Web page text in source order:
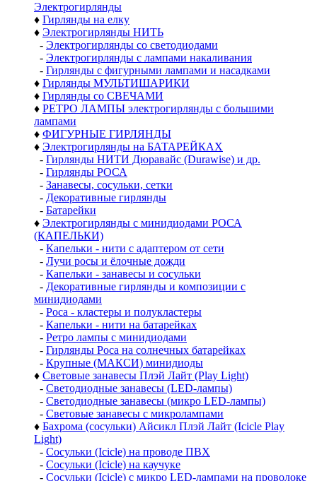
Электро­гирлянды
♦ Гирлянды на елку
♦ Электрогирлянды НИТЬ
- Электрогирлянды со светодиодами
- Электрогирлянды с лампами накаливания
- Гирлянды с фигурными лампами и насадками
♦ Гирлянды МУЛЬТИШАРИКИ
♦ Гирлянды со СВЕЧАМИ
♦ РЕТРО ЛАМПЫ электрогирлянды с большими
лампами
♦ ФИГУРНЫЕ ГИРЛЯНДЫ
♦ Электрогирлянды на БАТАРЕЙКАХ
- Гирлянды НИТИ Дюравайс (Durawise) и др.
- Гирлянды РОСА
- Занавесы, сосульки, сетки
- Декоративные гирлянды
- Батарейки
♦ Электрогирлянды с минидиодами РОСА
(КАПЕЛЬКИ)
- Капельки - нити с адаптером от сети
- Лучи росы и ёлочные дожди
- Капельки - занавесы и сосульки
- Декоративные гирлянды и композиции с
минидиодами
- Роса - кластеры и полукластеры
- Капельки - нити на батарейках
- Ретро лампы с минидиодами
- Гирлянды Роса на солнечных батарейках
- Крупные (МАКСИ) минидиоды
♦ Световые занавесы Плэй Лайт (Play Light)
- Светодиодные занавесы (LED-лампы)
- Светодиодные занавесы (микро LED-лампы)
- Световые занавесы с микролампами
♦ Бахрома (сосульки) Айсикл Плэй Лайт (Icicle Play
Light)
- Сосульки (Icicle) на проводе ПВХ
- Сосульки (Icicle) на каучуке
- Сосульки (Icicle) с микро LED-лампами на проволоке